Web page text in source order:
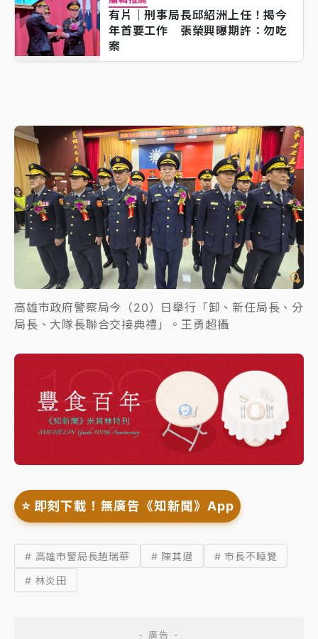
有片｜刑事局長邱紹洲上任！揭今
年首要工作 張榮興曝期許：勿吃
案
高雄市政府警察局今（20）日舉行「卸、新任局長、分
局長、大隊長聯合交接典禮」。王勇超攝
⭐️ 即刻下載！無廣告《知新聞》App
# 高雄市警局長趙瑞華 # 陳其邁
# 市長不睡覺
# 林炎田